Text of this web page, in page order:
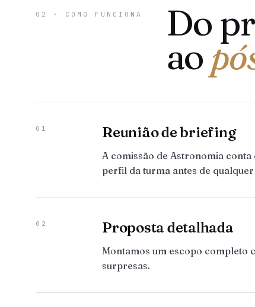
02 · COMO FUNCIONA Do
ao
01 Reunião de briefing
A comissão de Astronomia
perfil da turma antes de
02 Proposta detalhada
Montamos um escopo completo
surpresas.